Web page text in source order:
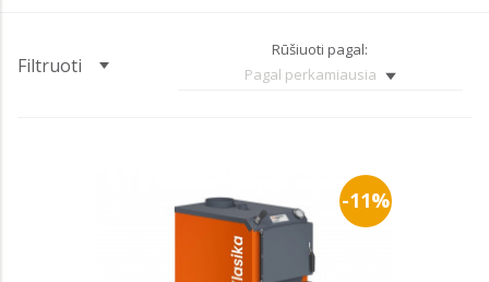
Filtruoti
Rūšiuoti pagal:
Pagal perkamiausia
-11%